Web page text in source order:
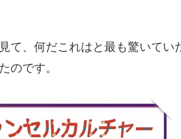
て、何だこれはと最も驚いてい
のです。